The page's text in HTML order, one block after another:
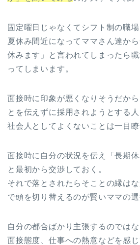
固定曜日じゃなくてシフト制の職
夏休み間近になってママさん達か
休みます」と言われてしまったら
ってしまいます。
面接時に印象が悪くなりそうだか
とを伝えずに採用されようとする
社会人としてよくないことは一目瞭
面接時に自分の状況を伝え「長期休
と最初から交渉しておく。
それで落とされたらそことの縁は
で頭を切り替えるのが賢いママの選
自分の都合ばかり主張するのでは
面接態度、仕事への熱意などを感